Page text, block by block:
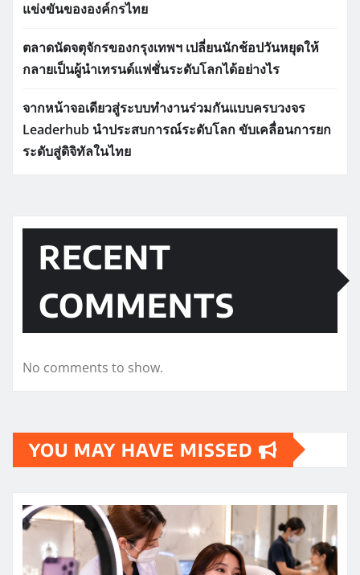
แข่งขันขององค์กรไทย
ตลาดนัดจตุจักรของกรุงเทพฯ เปลี่ยนนักช้อปวันหยุดให้
กลายเป็นผู้นำเทรนด์แฟชั่นระดับโลกได้อย่างไร
จากหน้าจอเดียวสู่ระบบทำงานร่วมกันแบบครบวงจร
Leaderhub นำประสบการณ์ระดับโลก ขับเคลื่อนการยก
ระดับสู่ดิจิทัลในไทย
RECENT
COMMENTS
No comments to show.
YOU MAY HAVE MISSED